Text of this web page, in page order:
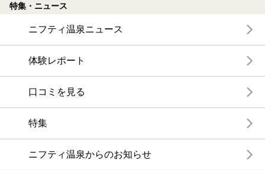
特集・ニュース
ニフティ温泉ニュース
体験レポート
口コミを見る
特集
ニフティ温泉からのお知らせ